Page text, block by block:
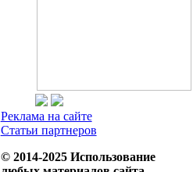
Реклама на сайте
Статьи партнеров
© 2014-2025 Использование